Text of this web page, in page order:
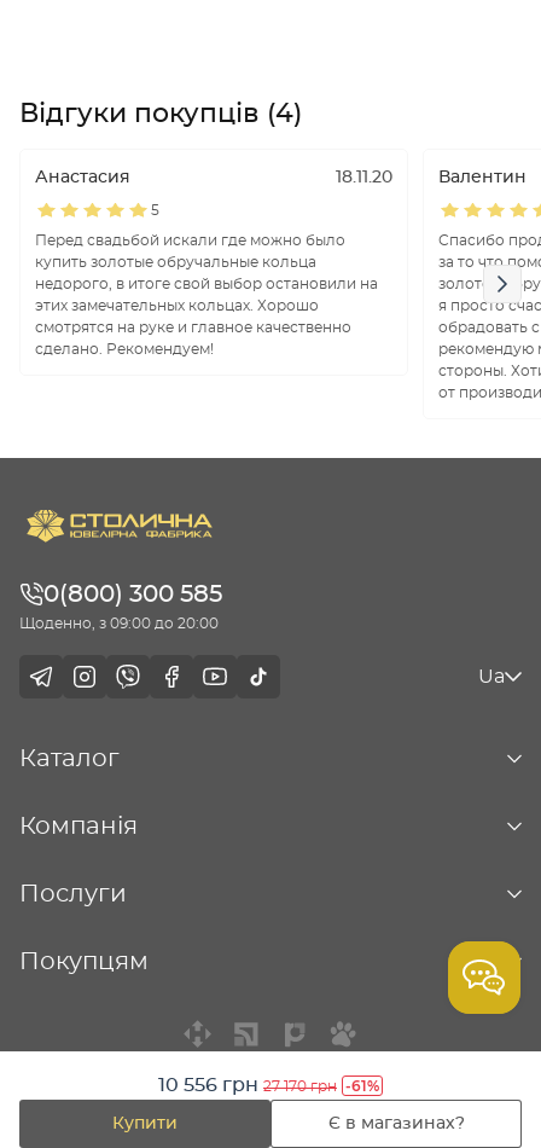
10 556 грн 27 170 грн -61%
Купити Є в магазинах?
Відгуки покупців (4)
Анастасия 18.11.20
5
Перед свадьбой искали где можно было
купить золотые обручальные кольца
недорого, в итоге свой выбор остановили на
этих замечательных кольцах. Хорошо
смотрятся на руке и главное качественно
сделано. Рекомендуем!
Валентин
Спасибо
за то что
золотое
я просто
обрадовать
рекомендую
стороны.
от
0(800) 300 585
Щоденно, з 09:00 до 20:00
Ua
Каталог
Компанія
Послуги
Покупцям
© Столична ювелірна фабрика - 2026